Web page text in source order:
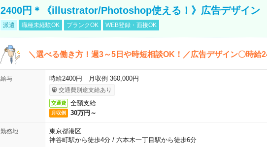
2400円＊《illustrator/Photoshop使える！》広告デザイン
派遣 職種未経験OK ブランクOK WEB登録・面接OK
＼選べる働き方！週3～5日や時短相談OK！／広告デザイン〇時給
給与 時給2400円 月収例 360,000円
交通費別途支給あり
交通費 全額支給
月収例 30万円～
勤務地
東京都港区
神谷町駅から徒歩4分/ 六本木一丁目駅から徒歩6分